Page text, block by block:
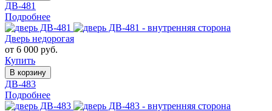
ДВ-481
Подробнее
Дверь недорогая
от 6 000 руб.
Купить
В корзину
ДВ-483
Подробнее